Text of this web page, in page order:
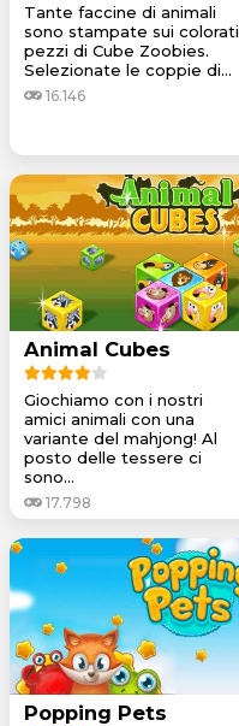
Tante faccine di animali
sono stampate sui colorati
pezzi di Cube Zoobies.
Selezionate le coppie di...
16.146
Animal Cubes
Giochiamo con i nostri
amici animali con una
variante del mahjong! Al
posto delle tessere ci
sono...
17.798
Popping Pets